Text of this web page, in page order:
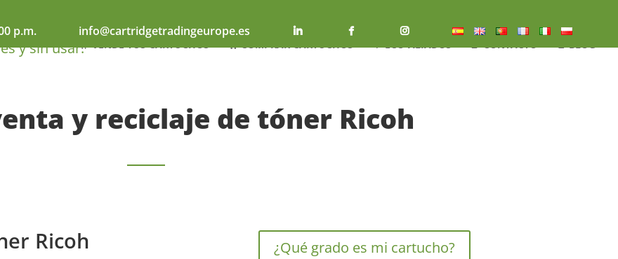
p.m. info@cartridgetradingeurope.es
🫰 VENDE TUS CARTUCHOS 🛒 COMPRAR CARTUCHOS 🌱 ECO-ALIADOS 📝 CONTACTO 📔 BLOG
y reciclaje de tóner Ricoh
Ricoh ¿Qué grado es mi cartucho?